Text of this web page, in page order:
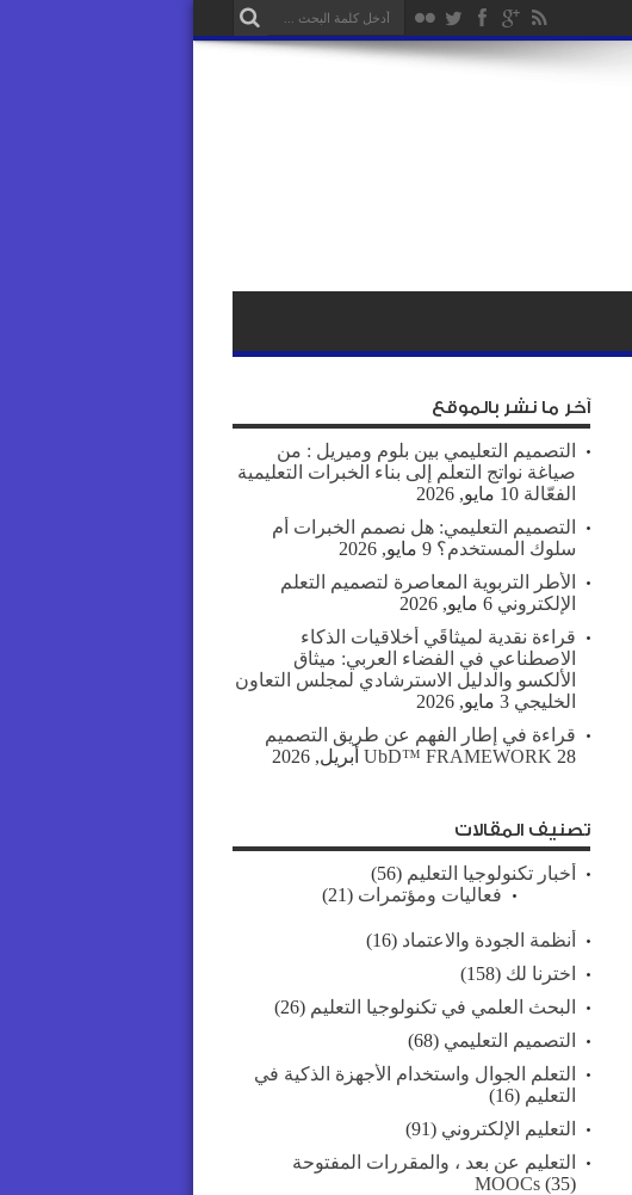
آخر ما نشر بالموقع
التصميم التعليمي بين بلوم وميريل : من
صياغة نواتج التعلم إلى بناء الخبرات التعليمية
الفعّالة 10 مايو, 2026
التصميم التعليمي: هل نصمم الخبرات أم
سلوك المستخدم؟ 9 مايو, 2026
الأطر التربوية المعاصرة لتصميم التعلم
الإلكتروني 6 مايو, 2026
قراءة نقدية لميثاقَي أخلاقيات الذكاء
الاصطناعي في الفضاء العربي: ميثاق
الألكسو والدليل الاسترشادي لمجلس التعاون
الخليجي 3 مايو, 2026
قراءة في إطار الفهم عن طريق التصميم
UbD™ FRAMEWORK 28 أبريل, 2026
تصنيف المقالات
أخبار تكنولوجيا التعليم (56)
فعاليات ومؤتمرات (21)
أنظمة الجودة والاعتماد (16)
اخترنا لك (158)
البحث العلمي في تكنولوجيا التعليم (26)
التصميم التعليمي (68)
التعلم الجوال واستخدام الأجهزة الذكية في
التعليم (16)
التعليم الإلكتروني (91)
التعليم عن بعد ، والمقررات المفتوحة
MOOCs(35)